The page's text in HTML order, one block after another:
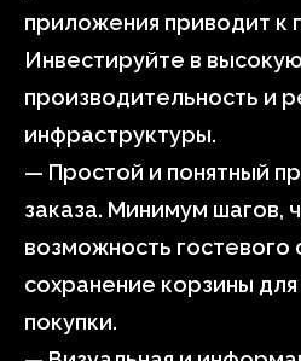
приложения приводит к
Инвестируйте в высокую
производительность и
инфраструктуры.
— Простой и понятный
заказа. Минимум шагов,
возможность
сохранение корзины
покупки.